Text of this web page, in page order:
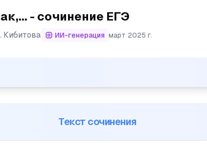
- сочинение ЕГЭ
Кибитова ИИ-генерация март 2025 г.
только в глубокой старости, когда свои
Текст сочинения